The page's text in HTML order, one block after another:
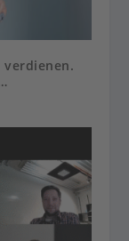
verdienen.